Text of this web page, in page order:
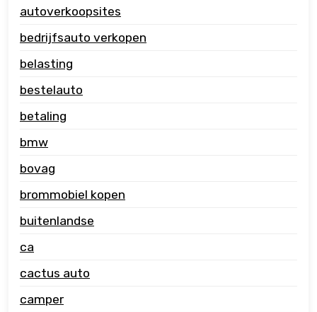
autoverkoopsites
bedrijfsauto verkopen
belasting
bestelauto
betaling
bmw
bovag
brommobiel kopen
buitenlandse
ca
cactus auto
camper